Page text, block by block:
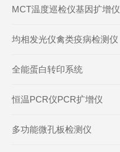
MCT温度巡检仪基因扩增仪
均相发光仪禽类疫病检测仪
全能蛋白转印系统
恒温PCR仪PCR扩增仪
多功能微孔板检测仪